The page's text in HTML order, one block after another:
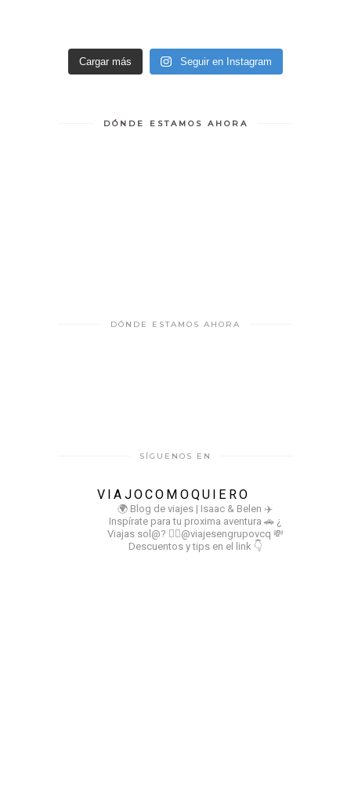
Cargar más Seguir en Instagram
DÓNDE ESTAMOS AHORA
DÓNDE ESTAMOS AHORA
SÍGUENOS EN
VIAJOCOMOQUIERO
🌍 Blog de viajes | Isaac & Belen ✈️
Inspírate para tu proxima aventura 🚗 ¿
Viajas sol@? 👉🏻@viajesengrupovcq 💸
Descuentos y tips en el link 👇